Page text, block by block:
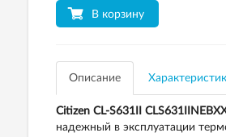
В корзину
Описание
Citizen CL-S631II
надежный в эксплуатации